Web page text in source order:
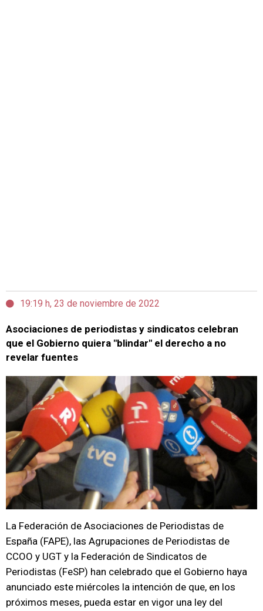
19:19 h, 23 de noviembre de 2022
Asociaciones de periodistas y sindicatos celebran
que el Gobierno quiera "blindar" el derecho a no
revelar fuentes
La Federación de Asociaciones de Periodistas de
España (FAPE), las Agrupaciones de Periodistas de
CCOO y UGT y la Federación de Sindicatos de
Periodistas (FeSP) han celebrado que el Gobierno haya
anunciado este miércoles la intención de que, en los
próximos meses, pueda estar en vigor una ley del